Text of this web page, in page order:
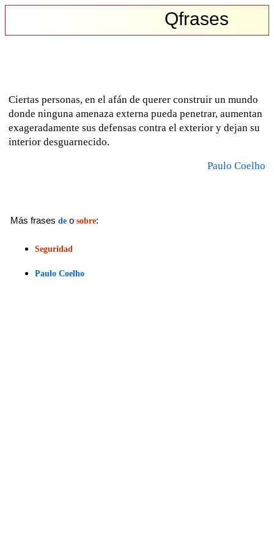
Qfrases
Ciertas personas, en el afán de querer construir un mundo
donde ninguna amenaza externa pueda penetrar, aumentan
exageradamente sus defensas contra el exterior y dejan su
interior desguarnecido.
Paulo Coelho
Más frases de o sobre:
Seguridad
Paulo Coelho